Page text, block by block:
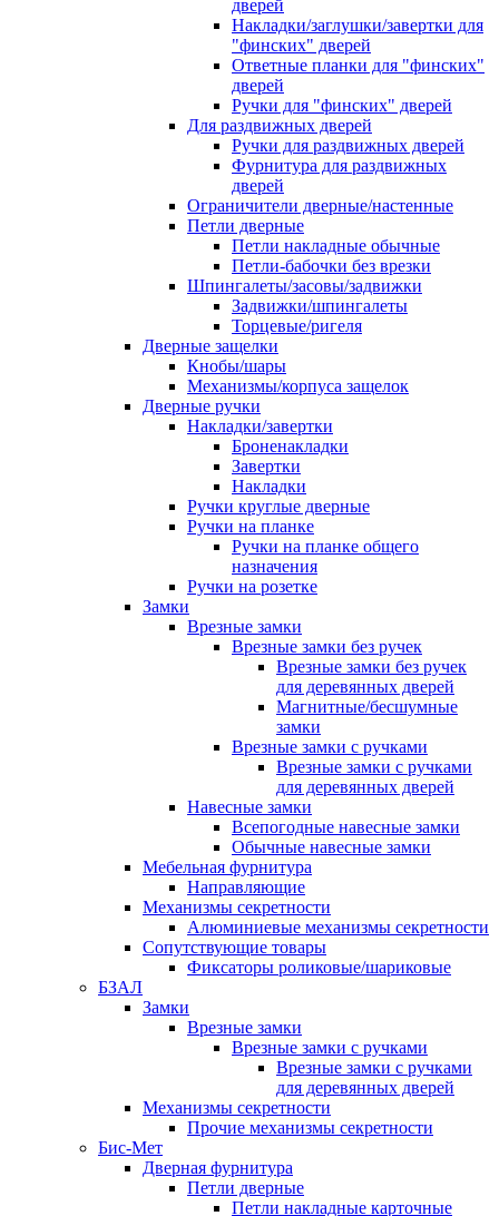
дверей
Накладки/заглушки/завертки для
"финских" дверей
Ответные планки для "финских"
дверей
Ручки для "финских" дверей
Для раздвижных дверей
Ручки для раздвижных дверей
Фурнитура для раздвижных
дверей
Ограничители дверные/настенные
Петли дверные
Петли накладные обычные
Петли-бабочки без врезки
Шпингалеты/засовы/задвижки
Задвижки/шпингалеты
Торцевые/ригеля
Дверные защелки
Кнобы/шары
Механизмы/корпуса защелок
Дверные ручки
Накладки/завертки
Броненакладки
Завертки
Накладки
Ручки круглые дверные
Ручки на планке
Ручки на планке общего
назначения
Ручки на розетке
Замки
Врезные замки
Врезные замки без ручек
Врезные замки без ручек
для деревянных дверей
Магнитные/бесшумные
замки
Врезные замки с ручками
Врезные замки с ручками
для деревянных дверей
Навесные замки
Всепогодные навесные замки
Обычные навесные замки
Мебельная фурнитура
Направляющие
Механизмы секретности
Алюминиевые механизмы секретности
Сопутствующие товары
Фиксаторы роликовые/шариковые
БЗАЛ
Замки
Врезные замки
Врезные замки с ручками
Врезные замки с ручками
для деревянных дверей
Механизмы секретности
Прочие механизмы секретности
Бис-Мет
Дверная фурнитура
Петли дверные
Петли накладные карточные